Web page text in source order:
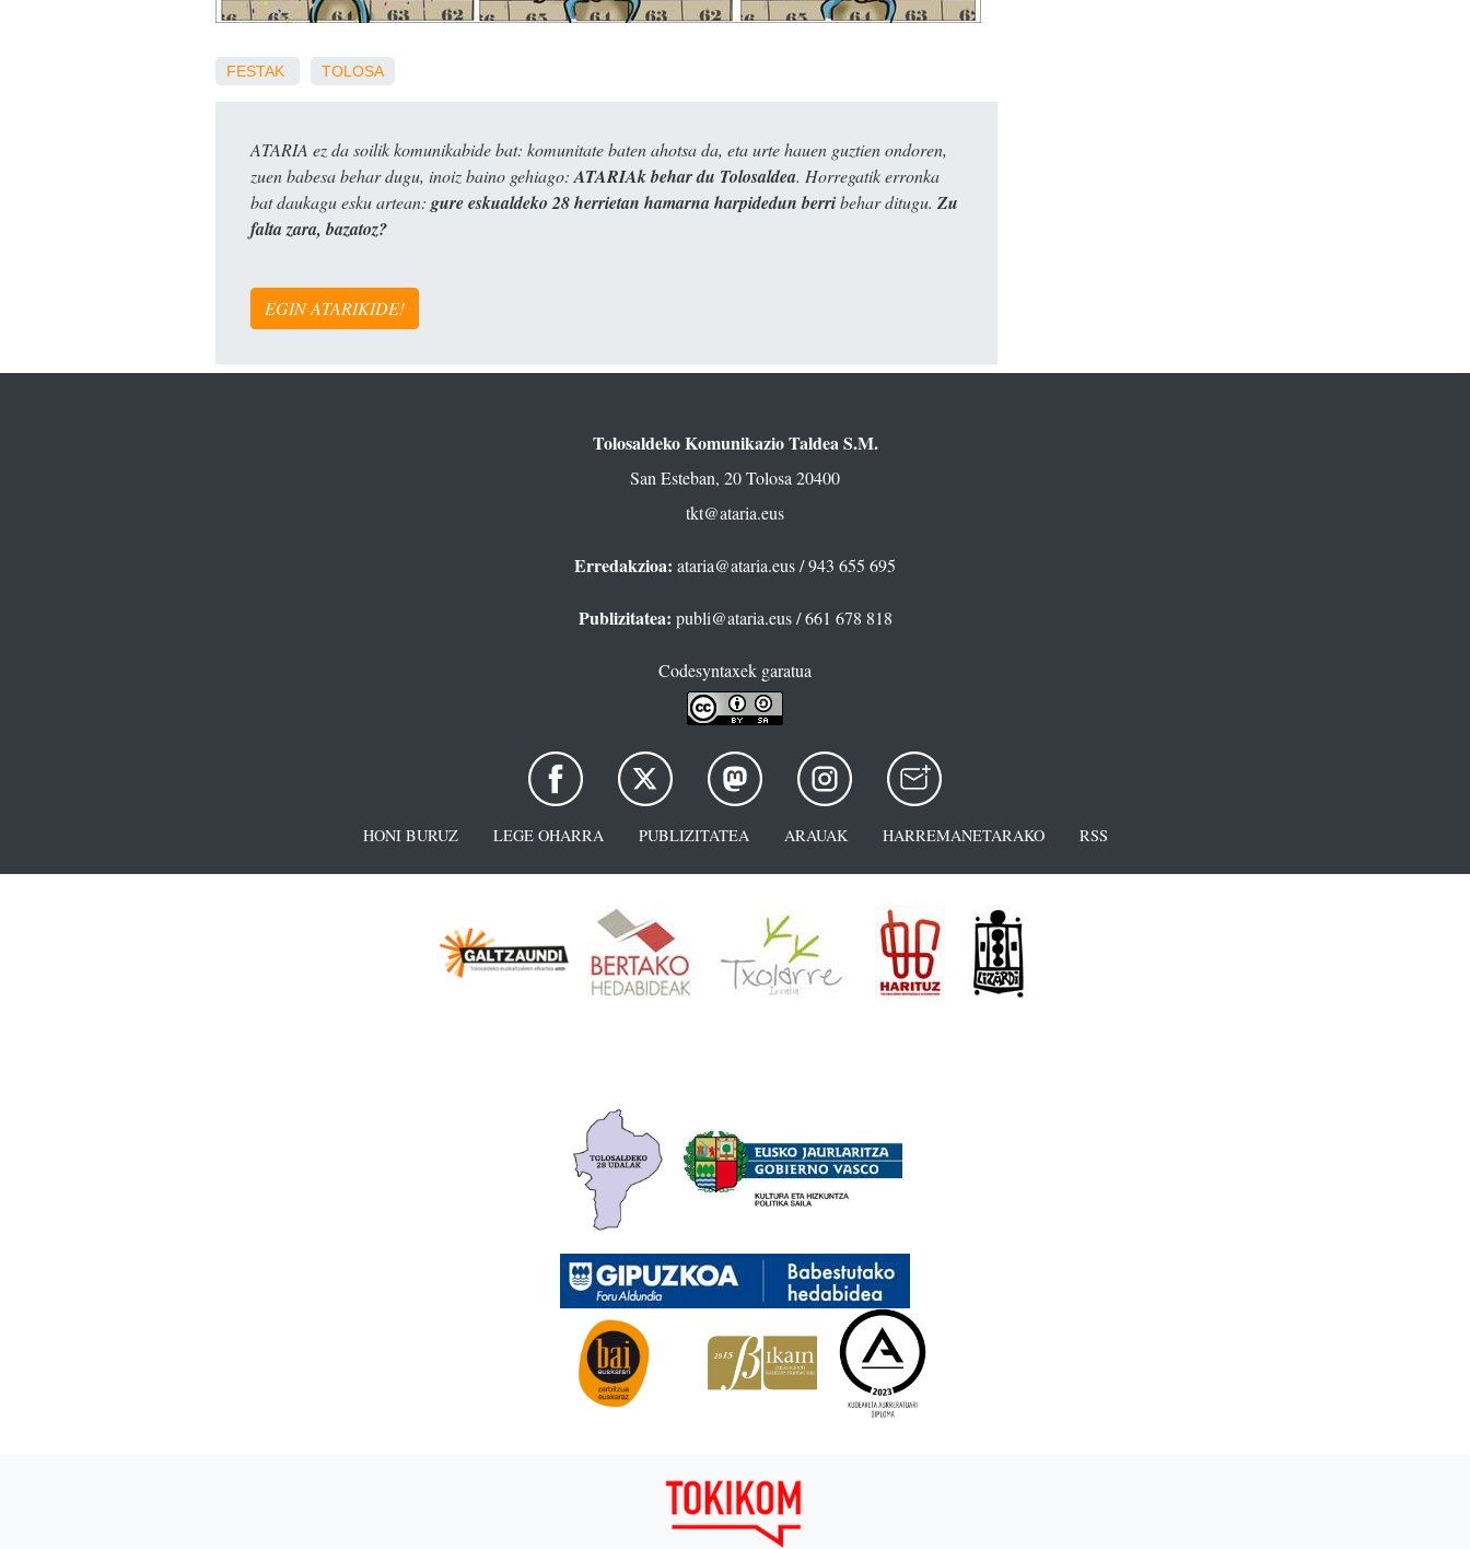
FESTAK TOLOSA
ATARIA ez da soilik komunikabide bat: komunitate baten ahotsa da, eta urte hauen guztien ondoren,
zuen babesa behar dugu, inoiz baino gehiago: ATARIAk behar du Tolosaldea. Horregatik erronka
bat daukagu esku artean: gure eskualdeko 28 herrietan hamarna harpidedun berribehar ditugu. Zu
falta zara, bazatoz?
EGIN ATARIKIDE!
Tolosaldeko Komunikazio Taldea S.M.
San Esteban, 20 Tolosa 20400
tkt@ataria.eus
Erredakzioa: ataria@ataria.eus/ 943 655 695
Publizitatea: publi@ataria.eus/ 661 678 818
Codesyntaxek garatua
HONI BURUZ LEGE OHARRA PUBLIZITATEA ARAUAK HARREMANETARAKO RSS